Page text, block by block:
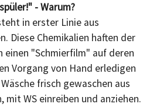
- Warum?
in erster Linie aus
Diese Chemikalien haften der
einen "Schmierfilm" auf deren
Vorgang von Hand erledigen
frisch gewaschen aus
mit WS einreiben und anziehen.